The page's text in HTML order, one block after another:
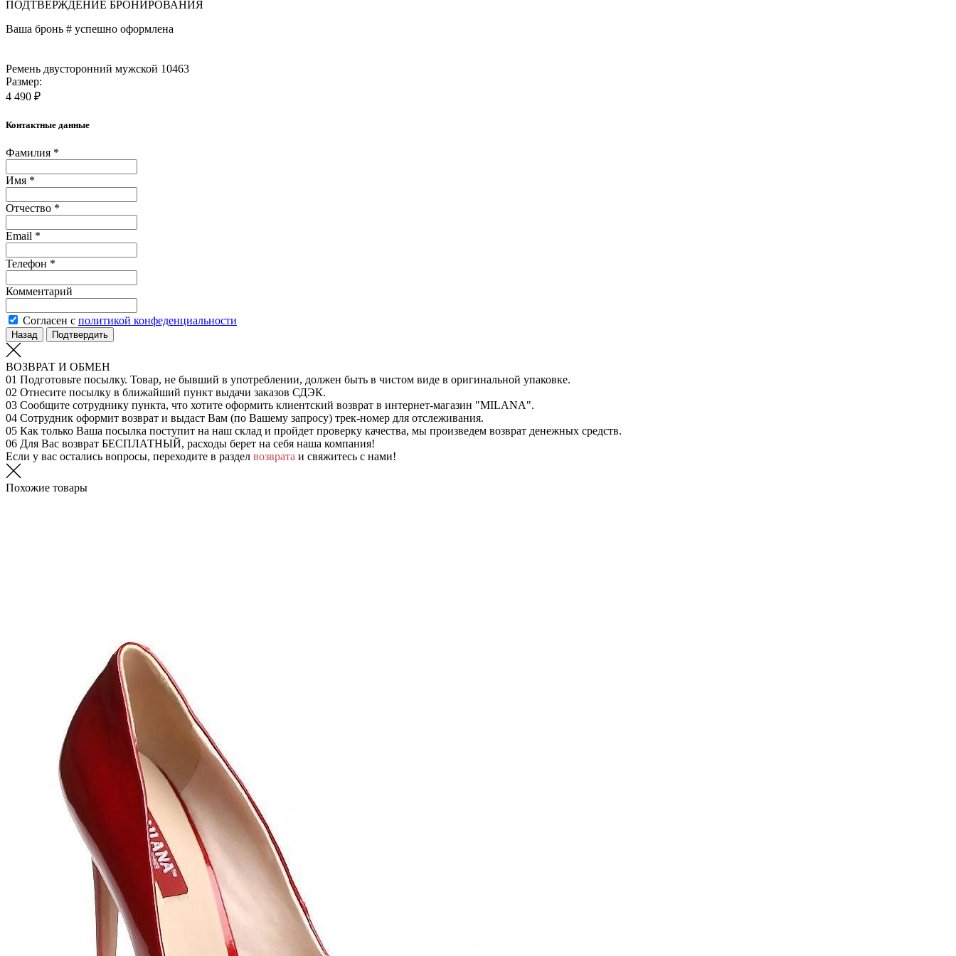
ПОДТВЕРЖДЕНИЕ БРОНИРОВАНИЯ
Ваша бронь # успешно оформлена
Ремень двусторонний мужской 10463
Размер:
4 490 ₽
Контактные данные
Фамилия *
Имя *
Отчество *
Email *
Телефон *
Комментарий
Согласен с политикой конфеденциальности
Назад Подтвердить
ВОЗВРАТ И ОБМЕН
01 Подготовьте посылку. Товар, не бывший в употреблении, должен быть в чистом виде в оригинальной упаковке.
02 Отнесите посылку в ближайший пункт выдачи заказов СДЭК.
03 Сообщите сотруднику пункта, что хотите оформить клиентский возврат в интернет-магазин "MILANA".
04 Сотрудник оформит возврат и выдаст Вам (по Вашему запросу) трек-номер для отслеживания.
05 Как только Ваша посылка поступит на наш склад и пройдет проверку качества, мы произведем возврат денежных средств.
06 Для Вас возврат БЕСПЛАТНЫЙ, расходы берет на себя наша компания!
Если у вас остались вопросы, переходите в раздел возврата и свяжитесь с нами!
Похожие товары